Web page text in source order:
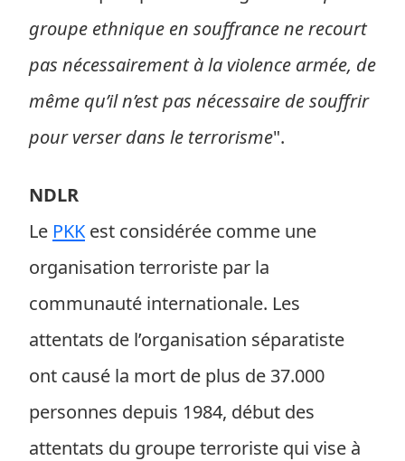
groupe ethnique en souffrance ne recourt
pas nécessairement à la violence armée, de
même qu’il n’est pas nécessaire de souffrir
pour verser dans le terrorisme".
NDLR
Le PKK est considérée comme une
organisation terroriste par la
communauté internationale. Les
attentats de l’organisation séparatiste
ont causé la mort de plus de 37.000
personnes depuis 1984, début des
attentats du groupe terroriste qui vise à